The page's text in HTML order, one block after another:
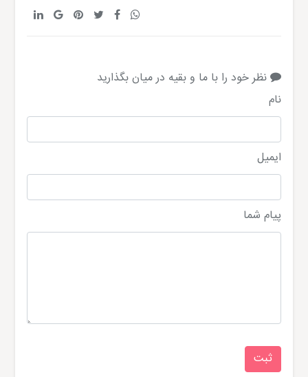
نظر خود را با ما و بقیه در میان بگذارید
نام
ایمیل
پیام شما